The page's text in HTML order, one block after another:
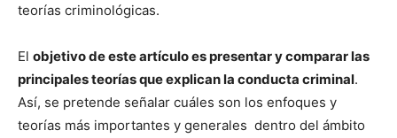
teorías criminológicas.
El objetivo de este artículo es presentar y comparar las
principales teorías que explican la conducta criminal.
Así, se pretende señalar cuáles son los enfoques y
teorías más importantes y generales dentro del ámbito